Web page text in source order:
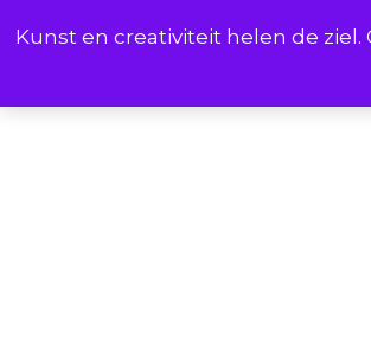
Kunst en creativiteit helen de